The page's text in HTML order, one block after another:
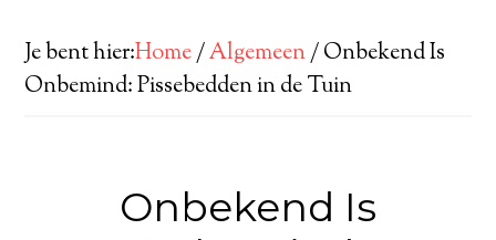
Je bent hier:Home/Algemeen/Onbekend Is
Onbemind: Pissebedden in de Tuin
Onbekend Is